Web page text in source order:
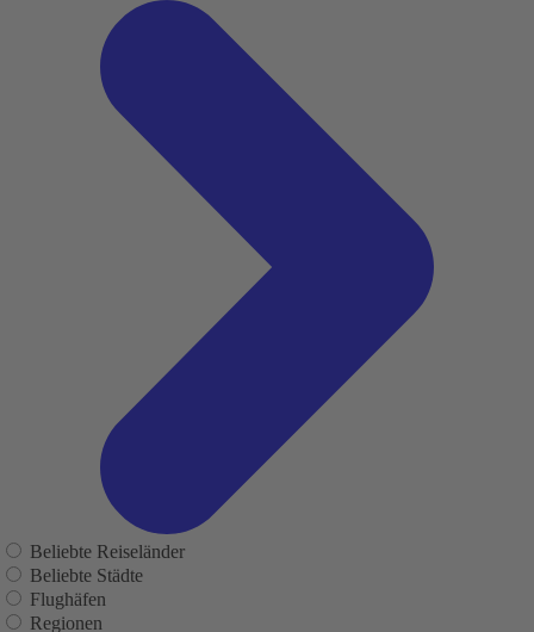
Beliebte Reiseländer
Beliebte Städte
Flughäfen
Regionen